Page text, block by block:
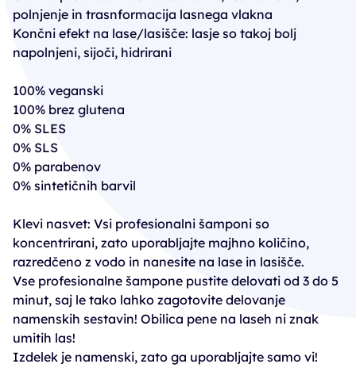
polnjenje in trasnformacija lasnega vlakna
Končni efekt na lase/lasišče: lasje so takoj bolj
napolnjeni, sijoči, hidrirani
100% veganski
100% brez glutena
0% SLES
0% SLS
0% parabenov
0% sintetičnih barvil
Klevi nasvet: Vsi profesionalni šamponi so
koncentrirani, zato uporabljajte majhno količino,
razredčeno z vodo in nanesite na lase in lasišče.
Vse profesionalne šampone pustite delovati od 3 do 5
minut, saj le tako lahko zagotovite delovanje
namenskih sestavin! Obilica pene na laseh ni znak
umitih las!
Izdelek je namenski, zato ga uporabljajte samo vi!